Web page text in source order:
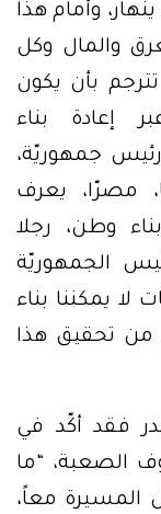
وأمام هذا
والمال وكل
بأن يكون
إعادة بناء
جمهوريّة،
مصرّا، يعرف
وطن، رجلا
الجمهوريّة
لا يمكننا بناء
من تحقيق هذا
فقد أكّد في
الصعبة، “ما
المسيرة معاً،